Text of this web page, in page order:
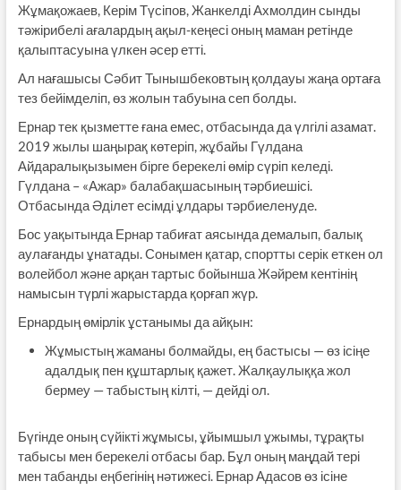
Жұмақожаев, Керім Түсіпов, Жанкелді Ахмолдин сынды
тәжірибелі ағалардың ақыл-кеңесі оның маман ретінде
қалыптасуына үлкен әсер етті.
Ал нағашысы Сәбит Тынышбековтың қолдауы жаңа ортаға
тез бейімделіп, өз жолын табуына сеп болды.
Ернар тек қызметте ғана емес, отбасында да үлгілі азамат.
2019 жылы шаңырақ көтеріп, жұбайы Гүлдана
Айдаралықызымен бірге берекелі өмір сүріп келеді.
Гүлдана – «Ажар» балабақшасының тәрбиешісі.
Отбасында Әділет есімді ұлдары тәрбиеленуде.
Бос уақытында Ернар табиғат аясында демалып, балық
аулағанды ұнатады. Сонымен қатар, спортты серік еткен ол
волейбол және арқан тартыс бойынша Жәйрем кентінің
намысын түрлі жарыстарда қорғап жүр.
Ернардың өмірлік ұстанымы да айқын:
Жұмыстың жаманы болмайды, ең бастысы — өз ісіңе
адалдық пен құштарлық қажет. Жалқаулыққа жол
бермеу — табыстың кілті, — дейді ол.
Бүгінде оның сүйікті жұмысы, ұйымшыл ұжымы, тұрақты
табысы мен берекелі отбасы бар. Бұл оның маңдай тері
мен табанды еңбегінің нәтижесі. Ернар Адасов өз ісіне